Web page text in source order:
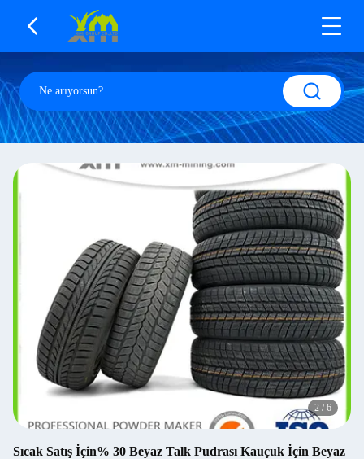
2 / 6
Sıcak Satış İçin% 30 Beyaz Talk Pudrası Kauçuk İçin Beyaz